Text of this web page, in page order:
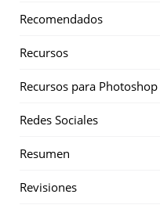
Recomendados
Recursos
Recursos para Photoshop
Redes Sociales
Resumen
Revisiones